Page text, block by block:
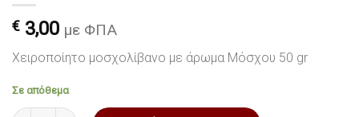
€ 3,00 με ΦΠΑ
Χειροποίητο μοσχολίβανο με άρωμα Μόσχου 50 gr
Σε απόθεμα